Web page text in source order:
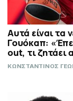
Αυτά είναι τα
Γουόκαπ:
out, τι ζητάει
ΚΩΝΣΤΑΝΤΙΝΟΣ